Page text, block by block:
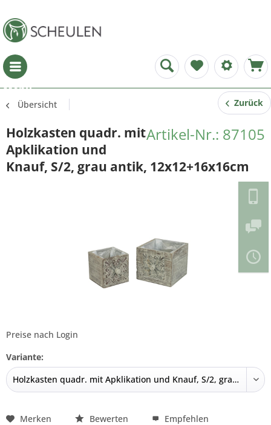
Menü
Übersicht Zurück
Artikel-Nr.: 87105
Holzkasten quadr. mit
Apklikation und
Knauf, S/2, grau antik, 12x12+16x16cm
Preise nach Login
Variante:
Merken Bewerten Empfehlen